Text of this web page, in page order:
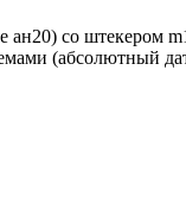
со штекером
(абсолютный